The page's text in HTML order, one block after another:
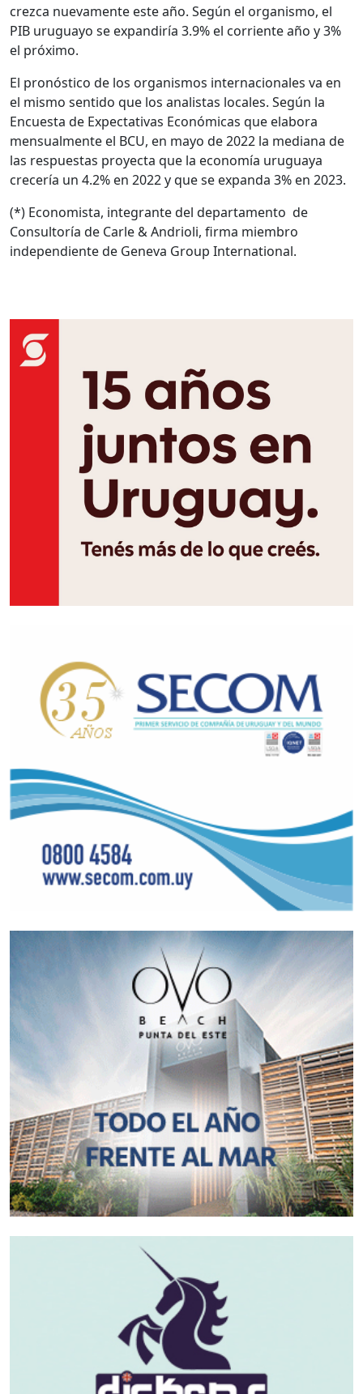
crezca nuevamente este año. Según el organismo, el
PIB uruguayo se expandiría 3.9% el corriente año y 3%
el próximo.
El pronóstico de los organismos internacionales va en
el mismo sentido que los analistas locales. Según la
Encuesta de Expectativas Económicas que elabora
mensualmente el BCU, en mayo de 2022 la mediana de
las respuestas proyecta que la economía uruguaya
crecería un 4.2% en 2022 y que se expanda 3% en 2023.
(*) Economista, integrante del departamento de
Consultoría de Carle & Andrioli, firma miembro
independiente de Geneva Group International.